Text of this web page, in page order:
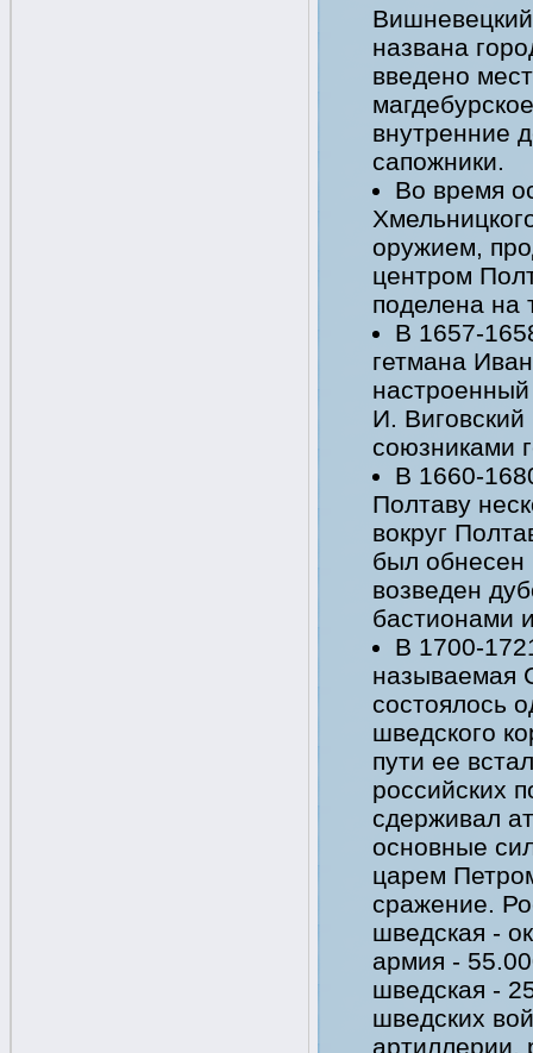
названа
введено
внутренние
сапожники.
Во время
оружием,
центром
поделена на
В 1657-
гетмана
И.
союзниками
В 1660-
Полтаву
вокруг
был обнесен
возведен
бастионами
В 1700-
называемая
состоялось
шведского
пути ее
российских
сдерживал
основные
царем
сражение.
шведская -
армия -
шведская -
шведских
артиллерии,